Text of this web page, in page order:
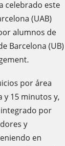
celebrado este
(UAB)
alumnos de
Barcelona (UB)
por área
y 15 minutos y,
por
y
en